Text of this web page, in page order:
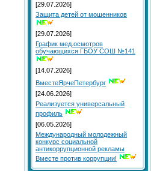
[29.07.2026]
Защита детей от мошенников
[29.07.2026]
График мед.осмотров
обучающихся ГБОУ СОШ №141
[14.07.2026]
ВместеЯрчеПетербург
[24.06.2026]
Реализуется универсальный
профиль
[06.05.2026]
Международный молодежный
конкурс социальной
антикоррупционной рекламы
Вместе против коррупции!